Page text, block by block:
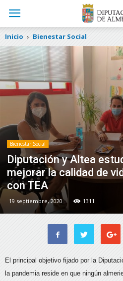
Inicio Bienestar Social
Bienestar Social
Diputación y Altea
mejorar la calidad de
con TEA
19 septiembre, 2020 1311
El principal objetivo fijado por la
la pandemia reside en que ningún